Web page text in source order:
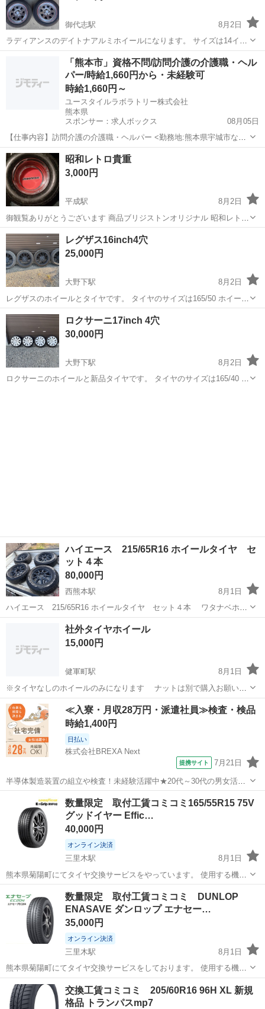
御代志駅
8月2日
ラディアンスのデイトナアルミホイールになります。 サイズは14イン
チ、PCD.100、4穴、5J、オフセットプラス38 古いホイールなんで傷
等あります。 タイヤサイズ155/65R14、残り6部山 早い者勝ちです。
御代志駅 タイヤ、ホイール
「熊本市」資格不問/訪問介護の介護職・ヘル
パー/時給1,660円から・未経験可
時給1,660円～
ユースタイルラボラトリー株式会社
熊本県
スポンサー：求人ボックス
08月05日
【仕事内容】訪問介護の介護職・ヘルパー <勤務地:熊本県宇城市など
> 障がいなどで身体が動かせないご利用者のご自宅に訪問し、夜間の
見守りケアを行う訪問介護のお仕事です。もちろん直行直帰OK。 <仕
事内容> ご利用者が寝た後の見守り...
アルバイト・パート
昭和レトロ貴重
3,000円
平成駅
8月2日
御観覧ありがとうございます 商品ブリジストンオリジナル 昭和レトロ
アンティーク灰皿 なかなか珍しい昭和レトロ 未使用 手渡し限定商品
です
熊本 熊本市 平成駅 タイヤ、ホイール
レグザス16inch4穴
25,000円
大野下駅
8月2日
レグザスのホイールとタイヤです。 タイヤのサイズは165/50 ホイール
16×5j エブリイバンに履かせていました。 ガリ傷などはあります。
熊本 玉名市 大野下駅 タイヤ、ホイール
ロクサーニ17inch 4穴
30,000円
大野下駅
8月2日
ロクサーニのホイールと新品タイヤです。 タイヤのサイズは165/40 ホ
ハイエース 215/65R16 ホイールタイヤ セ
ット４本
80,000円
西熊本駅
8月1日
ハイエース 215/65R16 ホイールタイヤ セット４本 ワタナベホイ
ールに見えますが実は本物ではありません ４本セット タイヤ溝少し
あり ホイールキズあり 中古のため ノークレム ノーリタン ノー
キャンセルでお願いします
熊本市 西熊本駅 タイヤ、ホイール
社外タイヤホイール
15,000円
健軍町駅
8月1日
※タイヤなしのホイールのみになります ナットは別で購入お願いし
ます 汚れ塗装が少し薄くなってるなどは多少あるのでご理解される方
のみ メッセージお願い致します ついてたタイヤは155 65R 14のハイゼ
ットトラックになりま...
熊本 上益城郡 健軍町駅 タイヤ、ホイール タイヤ
≪入寮・月収28万円・派遣社員≫検査・検品
時給1,400円
日払い
株式会社BREXA Next
提携サイト 7月21日
半導体製造装置の組立や検査！未経験活躍中★20代～30代の男女活躍
中★ワンルーム寮完備！赴任旅費会社負担！マイカー通勤OK！無料駐
車場あり！正社員登用あり！《熊本県菊池郡大津町》 人気の工場のお
仕事 ◇半導体製造装置の組立...
その他
数量限定 取付工賃コミコミ165/55R15 75V
グッドイヤー Effic…
40,000円
オンライン決済
三里木駅
8月1日
熊本県菊陽町にてタイヤ交換サービスをやっています。 使用する機械
にはこだわっており、タイヤ、ホイールに優しいセンターロック式の
高性能なタイヤチェンジャーと自動車ディーラーでも使用されている
ファンタスリフトを導入しております。...
菊池郡 三里木駅 タイヤ、ホイール
数量限定 取付工賃コミコミ DUNLOP
ENASAVE ダンロップ エナセー…
35,000円
オンライン決済
三里木駅
8月1日
熊本県菊陽町にてタイヤ交換サービスをしております。 使用する機械
にはこだわっており、タイヤ、ホイールに優しいセンターロック式の
高性能なタイヤチェンジャーと自動車ディーラーでも使用されている
ファンタスリフトを導入しております。...
熊本 菊池郡 三里木駅 ダンロップ
交換工賃コミコミ 205/60R16 96H XL 新規
格品 トランパスmp7